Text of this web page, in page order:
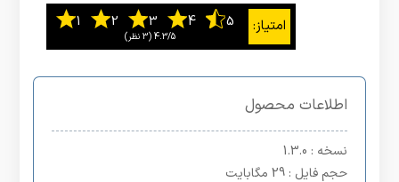
4.3/5
اطلاعات محصول
نسخه : 1.3.0
حجم فایل : 29 مگابایت